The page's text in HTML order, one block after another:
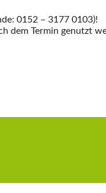
0152 – 3177 0103)!
dem Termin genutzt